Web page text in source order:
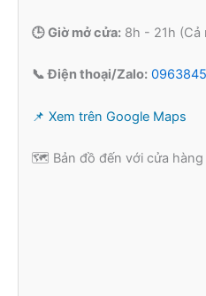
🕒 Giờ mở cửa: 8h - 21h (Cả
📞 Điện thoại/Zalo:
📌 Xem trên Google Maps
🗺️ Bản đồ đến với cửa hàng